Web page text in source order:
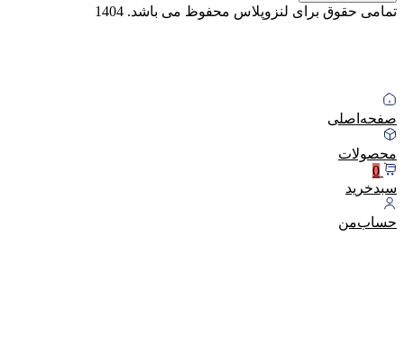
تمامی حقوق برای لنزوپلاس محفوظ می باشد. 1404
صفحه‌اصلی
محصولات
0
سبد‌خرید
حساب‌من